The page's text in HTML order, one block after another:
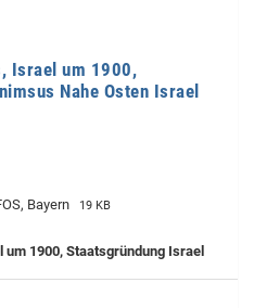
Israel um 1900,
Nahe Osten Israel
Bayern 19 KB
1900, Staatsgründung Israel